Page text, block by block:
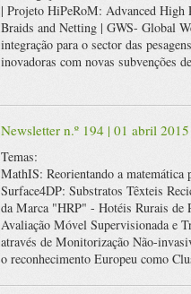
| Projeto HiPeRoM: Advanced High
Braids and Netting | GWS- Global
integração para o sector das
inovadoras com novas subvenções
Newsletter n.º 194 | 01 abril 2015
Temas:
MathIS: Reorientando a matemática
Surface4DP: Substratos Têxteis
da Marca "HRP" - Hotéis Rurais de
Avaliação Móvel Supervisionada e
através de Monitorização Não-
o reconhecimento Europeu como